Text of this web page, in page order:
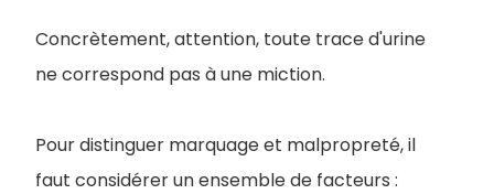
Concrètement, attention, toute trace d'urine
ne correspond pas à une miction.
Pour distinguer marquage et malpropreté, il
faut considérer un ensemble de facteurs :